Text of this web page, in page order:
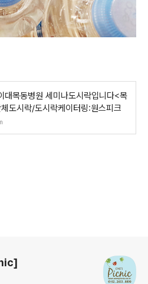
대목동병원 세미나도시락입니다<목
도시락/도시락케이터링:원스피크